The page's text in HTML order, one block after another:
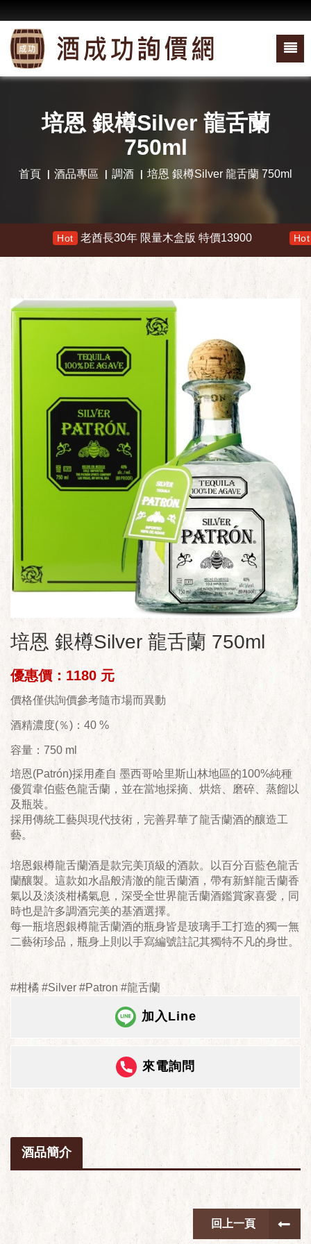
培恩 銀樽Silver 龍舌蘭
750ml
首頁 酒品專區 調酒 培恩 銀樽Silver 龍舌蘭 750ml
老酋長30年 限量木盒版 特價13900 響
培恩 銀樽Silver 龍舌蘭 750ml
優惠價：1180 元
價格僅供詢價參考隨市場而異動
酒精濃度(％)：40 %
容量：750 ml
培恩(Patrón)採用產自 墨西哥哈里斯山林地區的100%純種
優質韋伯藍色龍舌蘭，並在當地採摘、烘焙、磨碎、蒸餾以
及瓶裝。
採用傳統工藝與現代技術，完善昇華了龍舌蘭酒的釀造工
藝。
培恩銀樽龍舌蘭酒是款完美頂級的酒款。以百分百藍色龍舌
蘭釀製。這款如水晶般清澈的龍舌蘭酒，帶有新鮮龍舌蘭香
氣以及淡淡柑橘氣息，深受全世界龍舌蘭酒鑑賞家喜愛，同
時也是許多調酒完美的基酒選擇。
每一瓶培恩銀樽龍舌蘭酒的瓶身皆是玻璃手工打造的獨一無
二藝術珍品，瓶身上則以手寫編號註記其獨特不凡的身世。
#柑橘 #Silver #Patron #龍舌蘭
加入Line
來電詢問
酒品簡介
回上一頁